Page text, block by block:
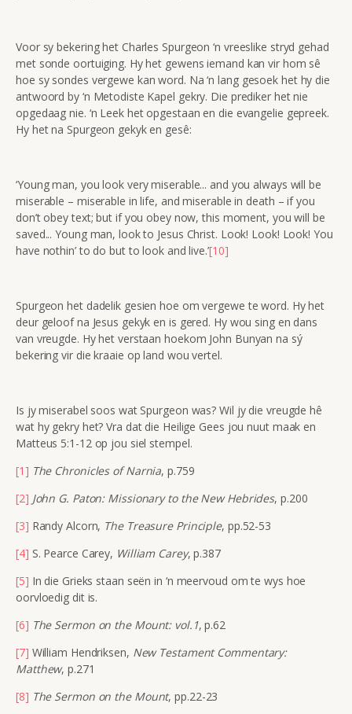
Voor sy bekering het Charles Spurgeon ‘n vreeslike stryd gehad
met sonde oortuiging. Hy het gewens iemand kan vir hom sê
hoe sy sondes vergewe kan word. Na ‘n lang gesoek het hy die
antwoord by ‘n Metodiste Kapel gekry. Die prediker het nie
opgedaag nie. ‘n Leek het opgestaan en die evangelie gepreek.
Hy het na Spurgeon gekyk en gesê:
‘Young man, you look very miserable... and you always will be
miserable – miserable in life, and miserable in death – if you
don’t obey text; but if you obey now, this moment, you will be
saved... Young man, look to Jesus Christ. Look! Look! Look! You
have nothin’ to do but to look and live.’[10]
Spurgeon het dadelik gesien hoe om vergewe te word. Hy het
deur geloof na Jesus gekyk en is gered. Hy wou sing en dans
van vreugde. Hy het verstaan hoekom John Bunyan na sý
bekering vir die kraaie op land wou vertel.
Is jy miserabel soos wat Spurgeon was? Wil jy die vreugde hê
wat hy gekry het? Vra dat die Heilige Gees jou nuut maak en
Matteus 5:1-12 op jou siel stempel.
[1] The Chronicles of Narnia, p.759
[2] John G. Paton: Missionary to the New Hebrides, p.200
[3] Randy Alcorn, The Treasure Principle, pp.52-53
[4] S. Pearce Carey, William Carey, p.387
[5] In die Grieks staan seën in ‘n meervoud om te wys hoe
oorvloedig dit is.
[6] The Sermon on the Mount: vol.1, p.62
[7] William Hendriksen, New Testament Commentary:
Matthew, p.271
[8] The Sermon on the Mount, pp.22-23